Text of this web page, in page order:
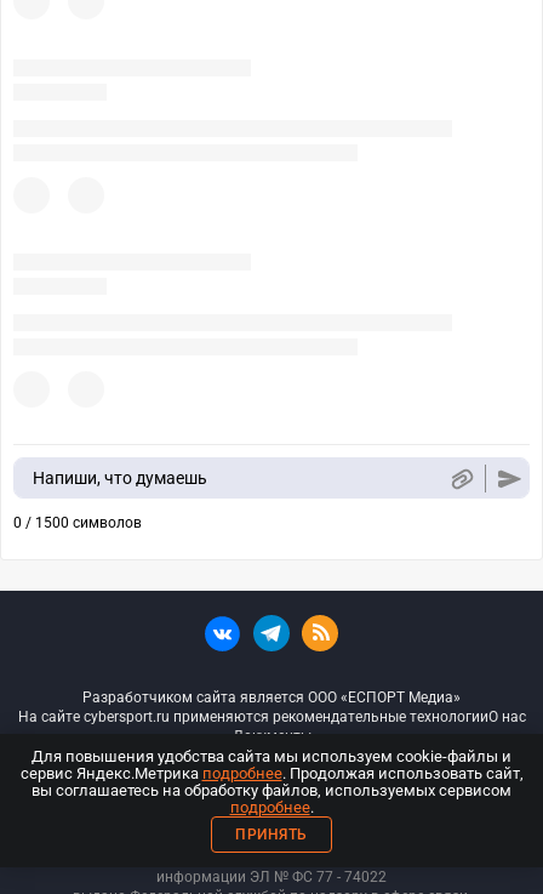
Напиши, что думаешь
0 / 1500 символов
Разработчиком сайта является ООО «ЕСПОРТ Медиа»
На сайте cybersport.ru применяются рекомендательные технологииО нас
Документы
© ООО «Киберспорт.ру» — Все права защищены
18+
ООО «Киберспорт.ру». Свидетельство о регистрации средств массовой
информации ЭЛ № ФС 77 - 74022
Для повышения удобства сайта мы используем cookie-файлы и
сервис Яндекс.Метрика подробнее. Продолжая использовать сайт,
вы соглашаетесь на обработку файлов, используемых сервисом
подробнее.
ПРИНЯТЬ